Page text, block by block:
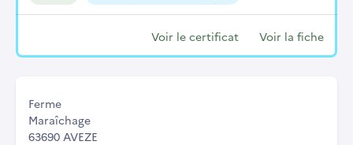
Voir le certificat Voir la fiche
Ferme
Maraîchage
63690 AVEZE